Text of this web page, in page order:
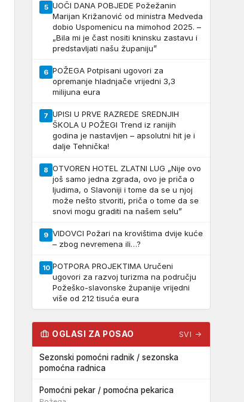
5 UOČI DANA POBJEDE Požežanin
Marijan Križanović od ministra Medveda
dobio Uspomenicu na mimohod 2025. –
„Bila mi je čast nositi kninsku zastavu i
predstavljati našu županiju”
6 POŽEGA Potpisani ugovori za
opremanje hladnjače vrijedni 3,3
milijuna eura
7 UPISI U PRVE RAZREDE SREDNJIH
ŠKOLA U POŽEGI Trend iz ranijih
godina je nastavljen – apsolutni hit je i
dalje Tehnička!
8 OTVOREN HOTEL ZLATNI LUG „Nije ovo
još samo jedna zgrada, ovo je priča o
ljudima, o Slavoniji i tome da se u njoj
može nešto stvoriti, priča o tome da se
snovi mogu graditi na našem selu”
9 VIDOVCI Požari na krovištima dvije kuće
– zbog nevremena ili…?
10 POTPORA PROJEKTIMA Uručeni
ugovori za razvoj turizma na području
Požeško-slavonske županije vrijedni
više od 212 tisuća eura
OGLASI ZA POSAO SVI →
Sezonski pomoćni radnik / sezonska
pomoćna radnica
Pomoćni pekar / pomoćna pekarica